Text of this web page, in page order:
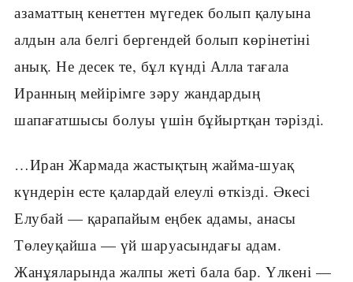
азаматтың кенеттен мүгедек болып қалуына
алдын ала белгі бергендей болып көрінетіні
анық. Не десек те, бұл күнді Алла тағала
Иранның мейірімге зәру жандардың
шапағатшысы болуы үшін бұйыртқан тәрізді.
…Иран Жармада жастықтың жайма-шуақ
күндерін есте қалардай елеулі өткізді. Әкесі
Елубай — қарапайым еңбек адамы, анасы
Төлеуқайша — үй шаруасындағы адам.
Жанұяларында жалпы жеті бала бар. Үлкені —